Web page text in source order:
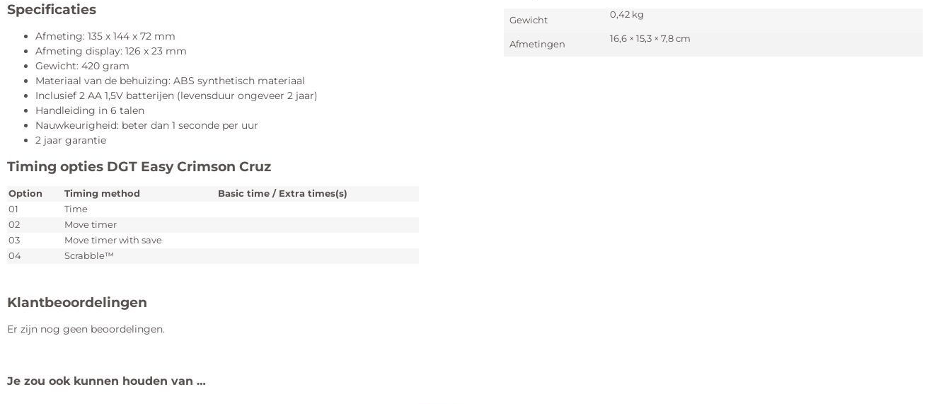
Specificaties
Afmeting: 135 x 144 x 72 mm
Afmeting display: 126 x 23 mm
Gewicht: 420 gram
Materiaal van de behuizing: ABS synthetisch materiaal
Inclusief 2 AA 1,5V batterijen (levensduur ongeveer 2 jaar)
Handleiding in 6 talen
Nauwkeurigheid: beter dan 1 seconde per uur
2 jaar garantie
Timing opties DGT Easy Crimson Cruz
Option Timing method
Basic time / Extra times(s)
01
Time
02
Move timer
03
Move timer with save
04
Scrabble™
Klantbeoordelingen
Er zijn nog geen beoordelingen.
Gewicht
0,42 kg
Afmetingen
16,6 × 15,3 × 7,8 cm
Je zou ook kunnen houden van …